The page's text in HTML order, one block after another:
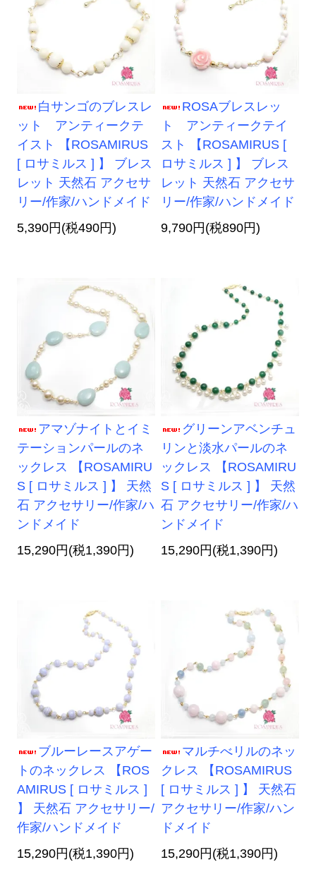
白サンゴのブレスレ
ット アンティークテ
イスト 【ROSAMIRUS
[ ロサミルス ] 】 ブレス
レット 天然石 アクセサ
リー/作家/ハンドメイド
5,390円(税490円)
ROSAブレスレッ
ト アンティークテイ
スト 【ROSAMIRUS [
ロサミルス ] 】 ブレス
レット 天然石 アクセサ
リー/作家/ハンドメイド
9,790円(税890円)
アマゾナイトとイミ
テーションパールのネ
ックレス 【ROSAMIRU
S [ ロサミルス ] 】 天然
石 アクセサリー/作家/ハ
ンドメイド
15,290円(税1,390円)
グリーンアベンチュ
リンと淡水パールのネ
ックレス 【ROSAMIRU
S [ ロサミルス ] 】 天然
石 アクセサリー/作家/ハ
ンドメイド
15,290円(税1,390円)
ブルーレースアゲー
トのネックレス 【ROS
AMIRUS [ ロサミルス ]
】 天然石 アクセサリー/
作家/ハンドメイド
15,290円(税1,390円)
マルチべリルのネッ
クレス 【ROSAMIRUS
[ ロサミルス ] 】 天然石
アクセサリー/作家/ハン
ドメイド
15,290円(税1,390円)